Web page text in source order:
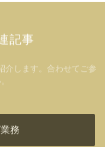
記事
介します。合わせてご参
務